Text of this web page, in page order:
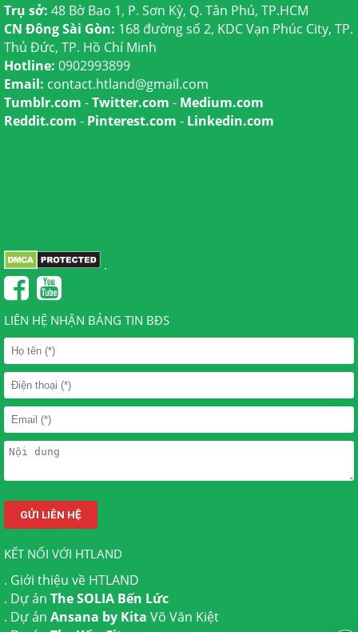
Trụ sở: 48 Bờ Bao 1, P. Sơn Kỳ, Q. Tân Phú, TP.HCM
CN Đông Sài Gòn: 168 đường số 2, KDC Vạn Phúc City, TP.
Thủ Đức, TP. Hồ Chí Minh
Hotline: 0902993899
Email: contact.htland@gmail.com
Tumblr.com -Twitter.com - Medium.com
Reddit.com - Pinterest.com - Linkedin.com
.
LIÊN HỆ NHẬN BẢNG TIN BĐS
KẾT NỐI VỚI HTLAND
. Giới thiệu về HTLAND
. Dự án The SOLIA Bến Lức
. Dự án Ansana by Kita Võ Văn Kiệt